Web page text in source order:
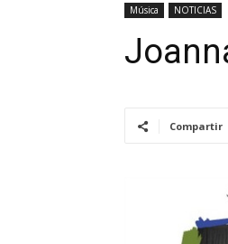
Música NOTICIAS
Compartir